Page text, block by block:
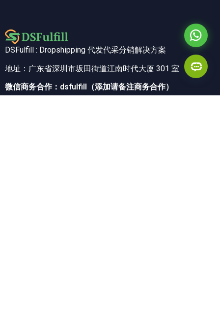
DSFulfill : Dropshipping 代发代采分销解决方案
地址：广东省深圳市坂田街道江南时代大厦 301 室
微信商务合作：dsfulfill（添加请备注商务合作）